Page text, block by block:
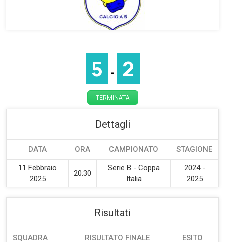
5 - 2
TERMINATA
Dettagli
DATA ORA CAMPIONATO STAGIONE
11 Febbraio
2025
20:30
Serie B - Coppa
Italia
2024 -
2025
Risultati
SQUADRA RISULTATO FINALE ESITO